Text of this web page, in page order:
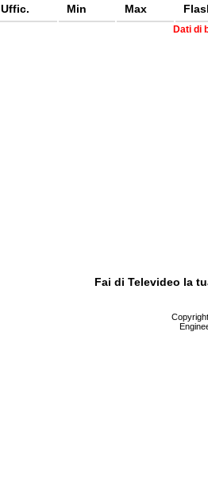
Uffic. Min Max
Dati di
Fai di Televideo la